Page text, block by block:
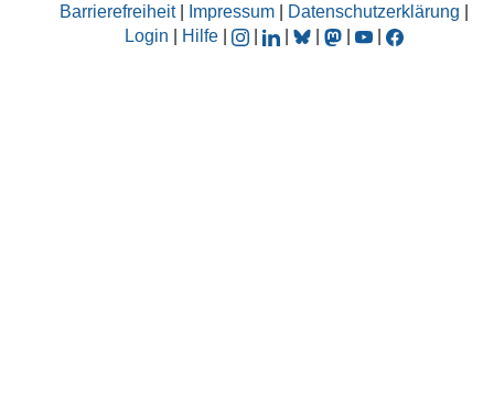
Barrierefreiheit| Impressum Datenschutzerklärung
Login
Hilfe